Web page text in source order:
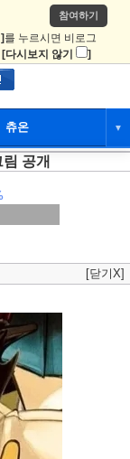
참여하기
를 누르시면 비로그
[다시보지 않기 ]
츄온 ▼
공개
[닫기X]